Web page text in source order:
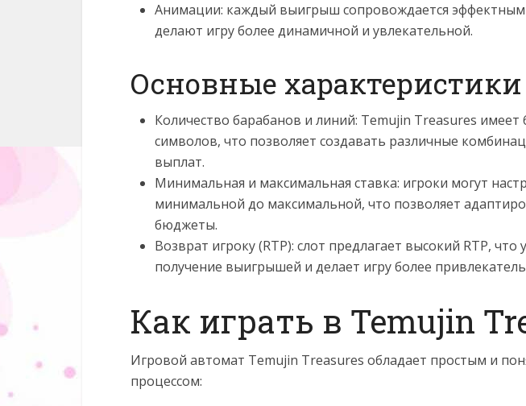
Анимации: каждый выигрыш сопровождается
делают игру более динамичной и увлекательной.
Основные характеристики
Количество барабанов и линий: Temujin Treasures имеет
символов, что позволяет создавать различные
выплат.
Минимальная и максимальная ставка: игроки могут
минимальной до максимальной, что позволяет
бюджеты.
Возврат игроку (RTP): слот предлагает высокий RTP,
получение выигрышей и делает игру более
Как играть в Temujin
Игровой автомат Temujin Treasures обладает простым и
процессом: